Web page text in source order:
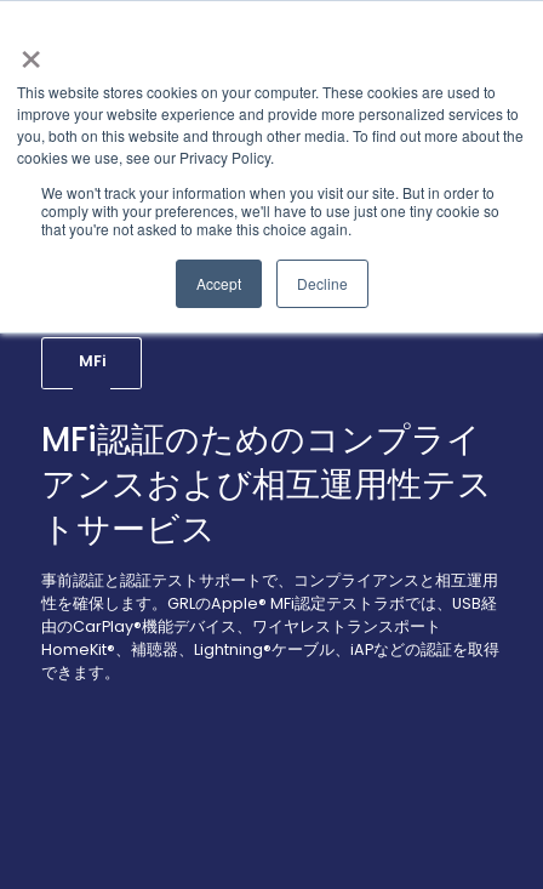
×
This website stores cookies on your computer. These cookies are used to
improve your website experience and provide more personalized services to
you, both on this website and through other media. To find out more about the
cookies we use, see our Privacy Policy.
We won't track your information when you visit our site. But in order to
comply with your preferences, we'll have to use just one tiny cookie so
that you're not asked to make this choice again.
Accept Decline
MFi
MFi認証のためのコンプライ
アンスおよび相互運用性テス
トサービス
事前認証と認証テストサポートで、コンプライアンスと相互運用
性を確保します。GRLのApple® MFi認定テストラボでは、USB経
由のCarPlay®機能デバイス、ワイヤレストランスポート
HomeKit®、補聴器、Lightning®ケーブル、iAPなどの認証を取得
できます。